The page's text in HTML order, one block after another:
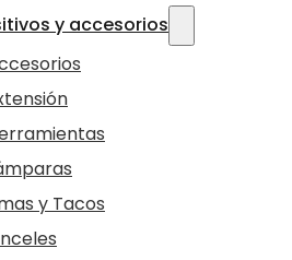
y accesorios
y Tacos